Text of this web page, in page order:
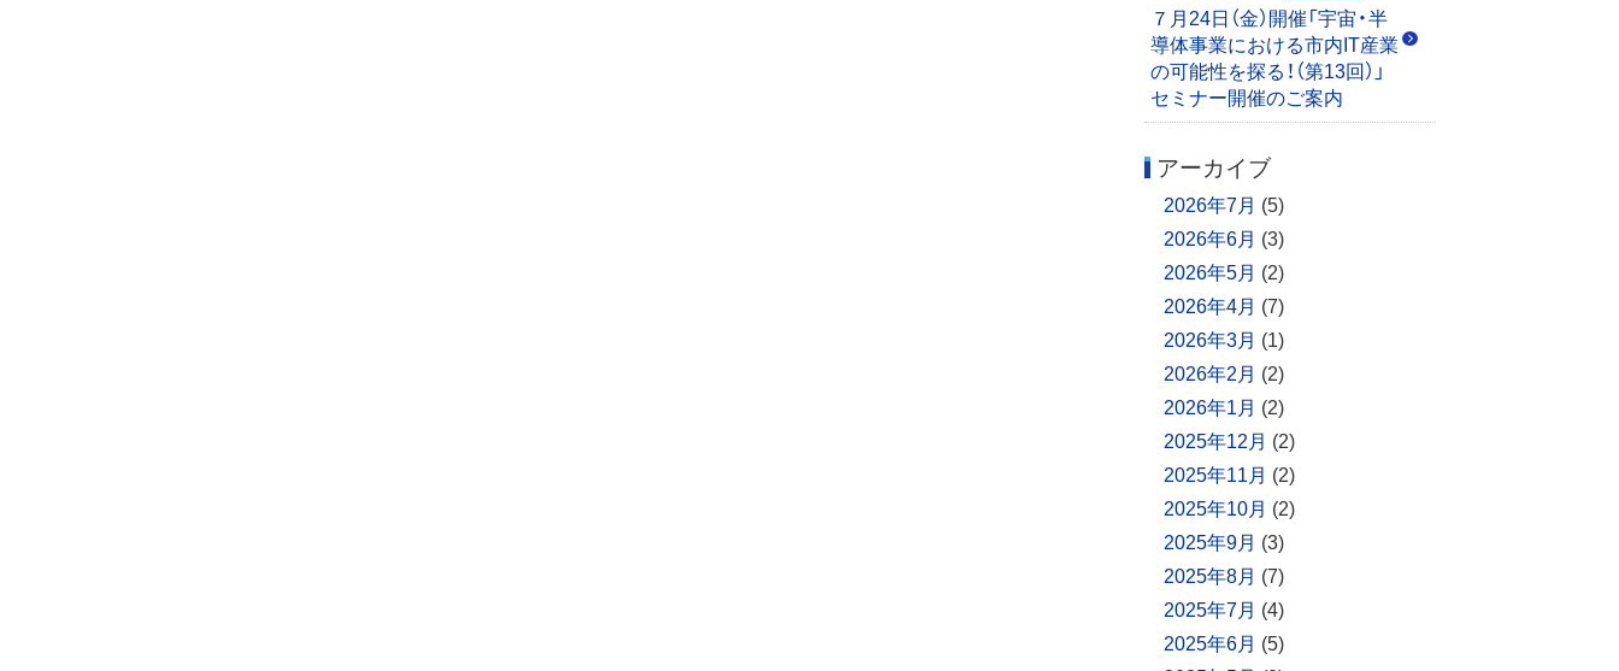
７月24日（金）開催「宇宙・半
導体事業における市内IT産業
の可能性を探る！（第13回）」
セミナー開催のご案内
アーカイブ
2026年7月 (5)
2026年6月 (3)
2026年5月 (2)
2026年4月 (7)
2026年3月 (1)
2026年2月 (2)
2026年1月 (2)
2025年12月 (2)
2025年11月 (2)
2025年10月 (2)
2025年9月 (3)
2025年8月 (7)
2025年7月 (4)
2025年6月 (5)